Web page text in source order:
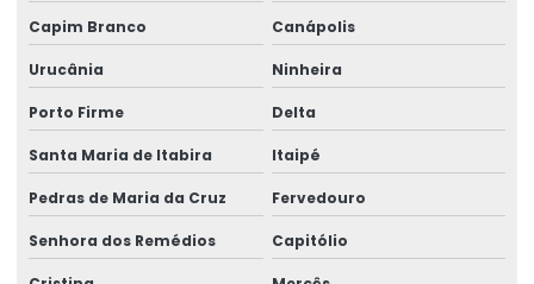
Capim Branco Canápolis
Urucânia Ninheira
Porto Firme Delta
Santa Maria de Itabira Itaipé
Pedras de Maria da Cruz Fervedouro
Senhora dos Remédios Capitólio